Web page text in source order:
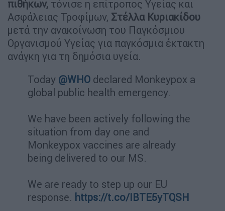
πιθήκων, τόνισε η επίτροπος Υγείας και
Ασφάλειας Τροφίμων, Στέλλα Κυριακίδου
μετά την ανακοίνωση του Παγκόσμιου
Οργανισμού Υγείας για παγκόσμια έκτακτη
ανάγκη για τη δημόσια υγεία.
Today @WHO declared Monkeypox a
global public health emergency.
We have been actively following the
situation from day one and
Monkeypox vaccines are already
being delivered to our MS.
We are ready to step up our EU
response. https://t.co/IBTE5yTQSH